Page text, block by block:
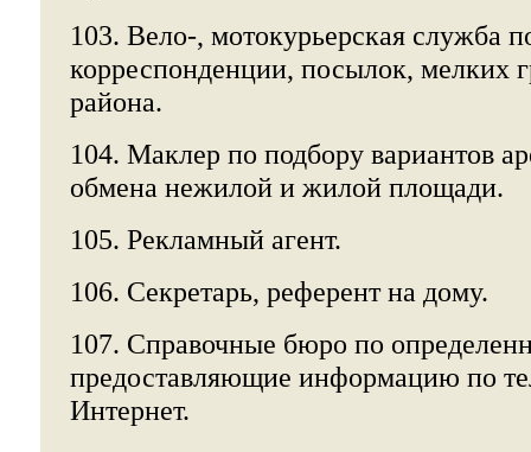
103. Вело-, мотокурьерская служба
корреспонденции, посылок, мелких
района.
104. Маклер по подбору вариантов
обмена нежилой и жилой площади.
105. Рекламный агент.
106. Секретарь, референт на дому.
107. Справочные бюро по
предоставляющие информацию по
Интернет.